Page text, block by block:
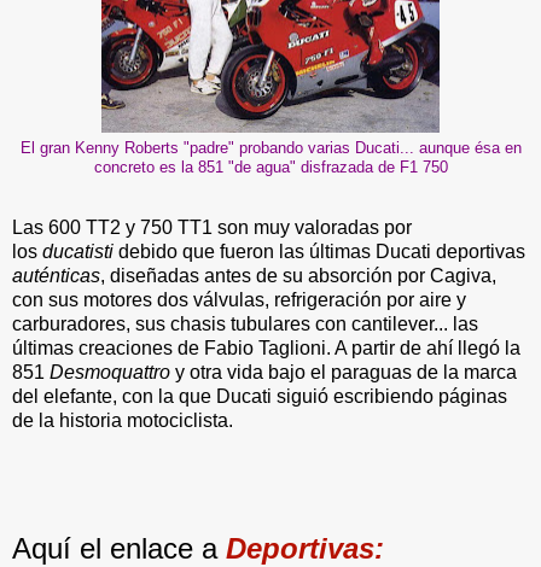
El gran Kenny Roberts "padre" probando varias Ducati... aunque ésa en
concreto es la 851 "de agua" disfrazada de F1 750
Las 600 TT2 y 750 TT1 son muy valoradas por
los ducatisti debido que fueron las últimas Ducati deportivas
auténticas, diseñadas antes de su absorción por Cagiva,
con sus motores dos válvulas, refrigeración por aire y
carburadores, sus chasis tubulares con cantilever... las
últimas creaciones de Fabio Taglioni. A partir de ahí llegó la
851 Desmoquattro y otra vida bajo el paraguas de la marca
del elefante, con la que Ducati siguió escribiendo páginas
de la historia motociclista.
Aquí el enlace a Deportivas: